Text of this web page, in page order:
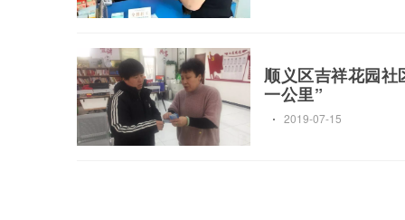
顺义区吉祥花园社
一公里”
2019-07-15